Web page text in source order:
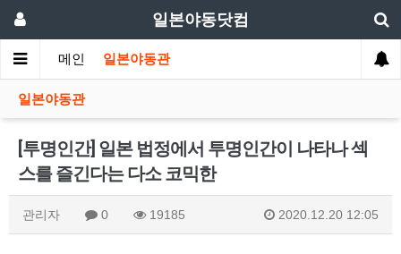
일본야동닷컴
메인 일본야동관
일본야동관
[투명인간] 일본 법정에서 투명인간이 나타나 섹
스를 즐긴다는 다소 코믹한
관리자 0 19185 2020.12.20 12:05